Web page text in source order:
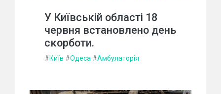
У Київській області 18
червня встановлено день
скорботи.
#Київ #Одеса #Амбулаторія